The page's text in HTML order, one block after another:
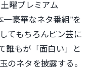
曜プレミアム
一豪華なネタ番組”を
てもちろんピン芸に
誰もが「面白い」と
のネタを披露する。